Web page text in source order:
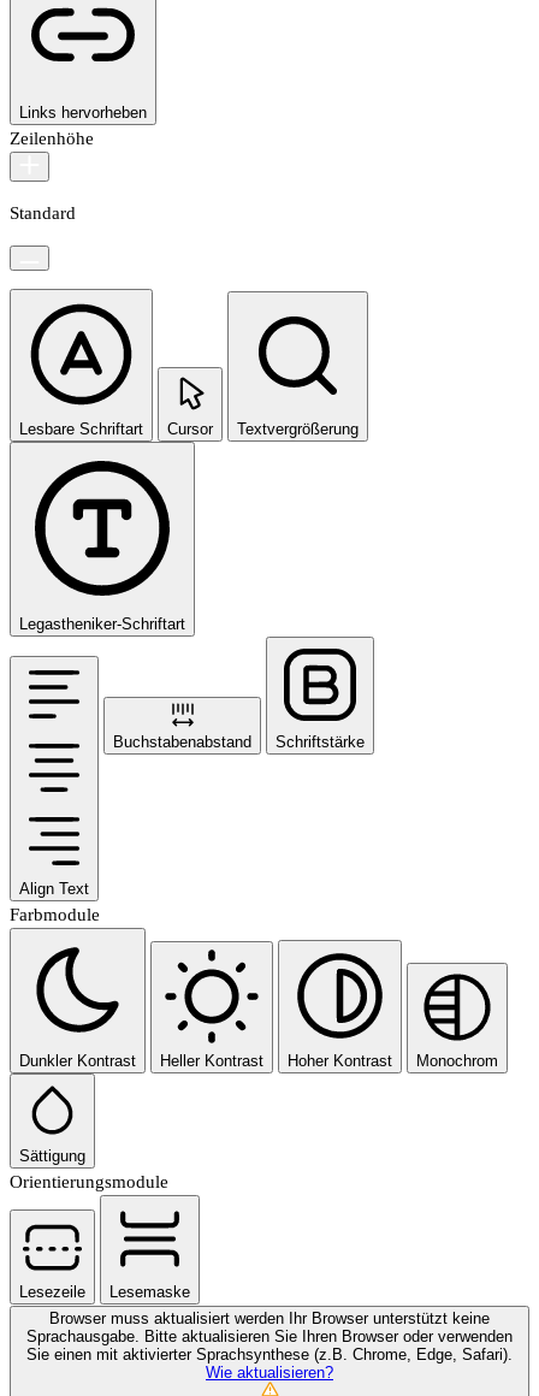
Links hervorheben
Zeilenhöhe
Standard
Lesbare Schriftart Cursor Textvergrößerung
Legastheniker-Schriftart
Align Text
Buchstabenabstand Schriftstärke
Farbmodule
Dunkler Kontrast Heller Kontrast Hoher Kontrast Monochrom
Sättigung
Orientierungsmodule
Lesezeile
Lesemaske
Browser muss aktualisiert werden
Ihr Browser unterstützt keine
Sprachausgabe. Bitte aktualisieren Sie Ihren Browser oder verwenden
Sie einen mit aktivierter Sprachsynthese (z.B. Chrome, Edge, Safari).
Wie aktualisieren?